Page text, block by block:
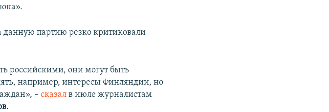
данную партию резко критиковали
российскими, они могут быть
например, интересы Финляндии, но
–сказал в июле журналистам
.